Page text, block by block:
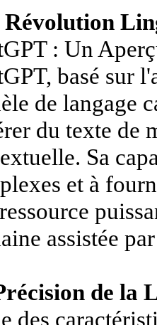
Révolution
: Un
basé sur
de langage
du texte de
Sa
et à
assistée
de la
des